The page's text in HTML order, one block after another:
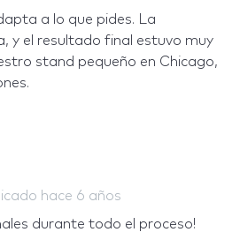
a lo que pides. La
y el resultado final estuvo muy
stand pequeño en Chicago,
hace 6 años
durante todo el proceso!